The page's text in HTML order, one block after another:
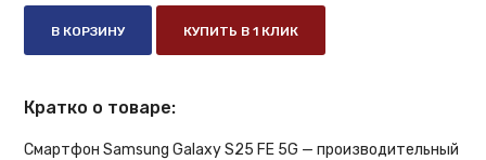
В КОРЗИНУ КУПИТЬ В 1 КЛИК
Кратко о товаре:
Смартфон Samsung Galaxy S25 FE 5G — производительный